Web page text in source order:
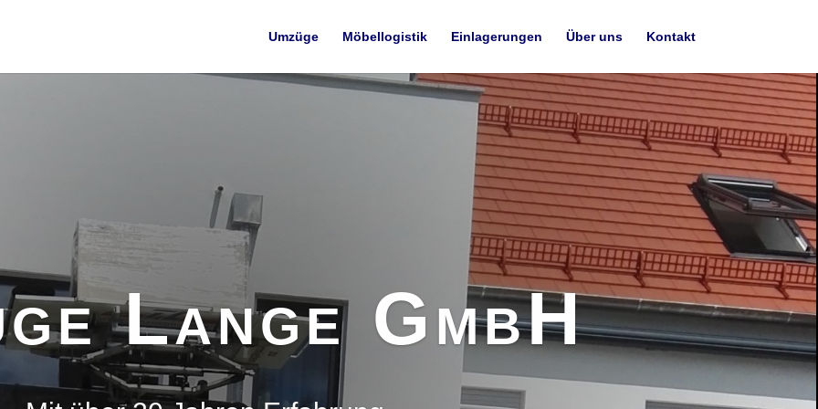
Umzüge Möbellogistik Einlagerungen Über uns Kontakt
Lange GmbH